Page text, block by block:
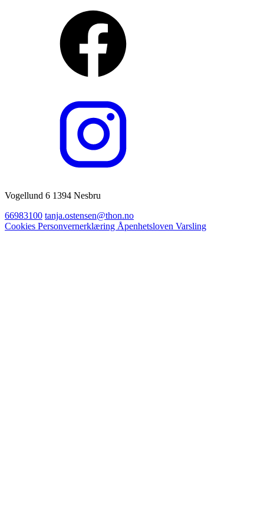
Vogellund 6 1394 Nesbru
66983100 tanja.ostensen@thon.no
Cookies Personvernerklæring Åpenhetsloven Varsling